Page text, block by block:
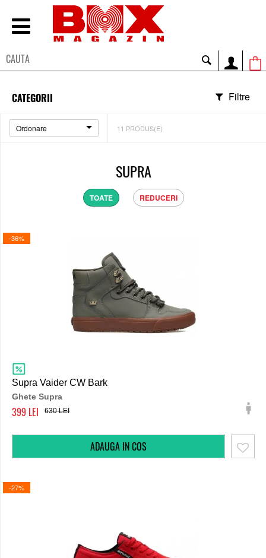
CATEGORII Filtre
Ordonare 11 PRODUS(E)
SUPRA
TOATE REDUCERI
-36%
Supra Vaider CW Bark
Ghete Supra
399 630
-27%